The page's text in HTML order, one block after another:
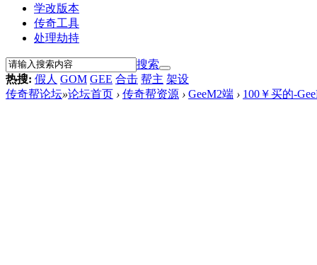
学改版本
传奇工具
处理劫持
搜索
热搜: 假人 GOM GEE 合击 帮主 架设
传奇帮论坛»论坛首页 › 传奇帮资源 › GeeM2端 › 100￥买的-